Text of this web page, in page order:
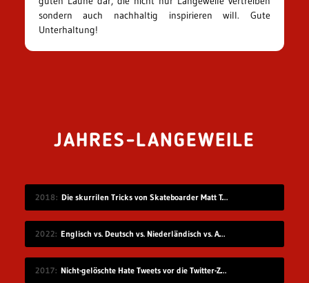
sondern auch nachhaltig inspirieren will. Gute
Unterhaltung!
JAHRES-LANGEWEILE
2018 Die skurrilen Tricks von Skateboarder Matt Tomasello
2022 Englisch vs. Deutsch vs. Niederländisch vs. Afrikaans
2017 Nicht-gelöschte Hate Tweets vor die Twitter-Zentrale gesprüht